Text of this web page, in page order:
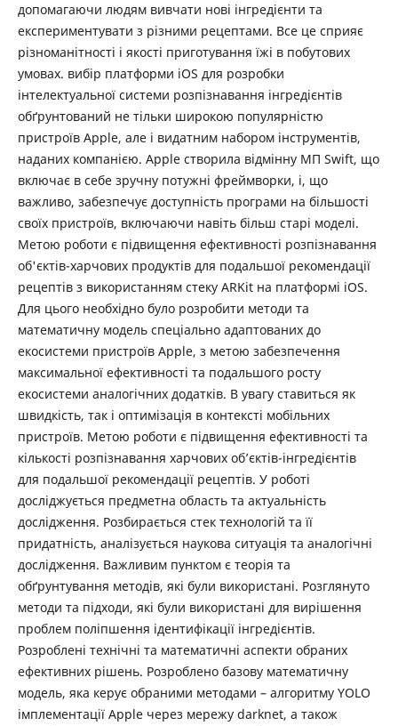
допомагаючи людям вивчати нові інгредієнти та
експериментувати з різними рецептами. Все це сприяє
різноманітності і якості приготування їжі в побутових
умовах. вибір платформи iOS для розробки
інтелектуальної системи розпізнавання інгредієнтів
обґрунтований не тільки широкою популярністю
пристроїв Apple, але і видатним набором інструментів,
наданих компанією. Apple створила відмінну МП Swift, що
включає в себе зручну потужні фреймворки, і, що
важливо, забезпечує доступність програми на більшості
своїх пристроїв, включаючи навіть більш старі моделі.
Метою роботи є підвищення ефективності розпізнавання
об'єктів-харчових продуктів для подальшої рекомендації
рецептів з використанням стеку ARKit на платформі iOS.
Для цього необхідно було розробити методи та
математичну модель спеціально адаптованих до
екосистеми пристроїв Apple, з метою забезпечення
максимальної ефективності та подальшого росту
екосистеми аналогічних додатків. В увагу ставиться як
швидкість, так і оптимізація в контексті мобільних
пристроїв. Метою роботи є підвищення ефективності та
кількості розпізнавання харчових обʼєктів-інгредієнтів
для подальшої рекомендації рецептів. У роботі
досліджується предметна область та актуальність
дослідження. Розбирається стек технологій та її
придатність, аналізується наукова ситуація та аналогічні
дослідження. Важливим пунктом є теорія та
обґрунтування методів, які були використані. Розглянуто
методи та підходи, які були використані для вирішення
проблем поліпшення ідентифікації інгредієнтів.
Розроблені технічні та математичні аспекти обраних
ефективних рішень. Розроблено базову математичну
модель, яка керує обраними методами – алгоритму YOLO
імплементації Apple через мережу darknet, а також